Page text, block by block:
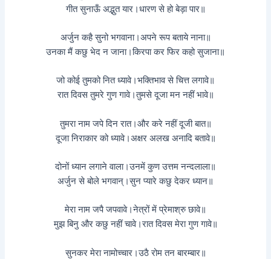
गीत सुनाऊँ अद्भुत यार।धारण से हो बेड़ा पार॥
अर्जुन कहै सुनो भगवाना।अपने रूप बताये नाना॥
उनका मैं कछु भेद न जाना।किरपा कर फिर कहो सुजाना॥
जो कोई तुमको नित ध्यावे।भक्तिभाव से चित्त लगावे॥
रात दिवस तुमरे गुण गावे।तुमसे दूजा मन नहीं भावे॥
तुमरा नाम जपे दिन रात।और करे नहीं दूजी बात॥
दूजा निराकार को ध्यावे।अक्षर अलख अनादि बतावे॥
दोनों ध्यान लगाने वाला।उनमें कुण उत्तम नन्दलाला॥
अर्जुन से बोले भगवान्।सुन प्यारे कछु देकर ध्यान॥
मेरा नाम जपै जपवावे।नेत्रों में प्रेमाश्रु छावे॥
मुझ बिनु और कछु नहीं चावे।रात दिवस मेरा गुण गावे॥
सुनकर मेरा नामोच्चार।उठै रोम तन बारम्बार॥